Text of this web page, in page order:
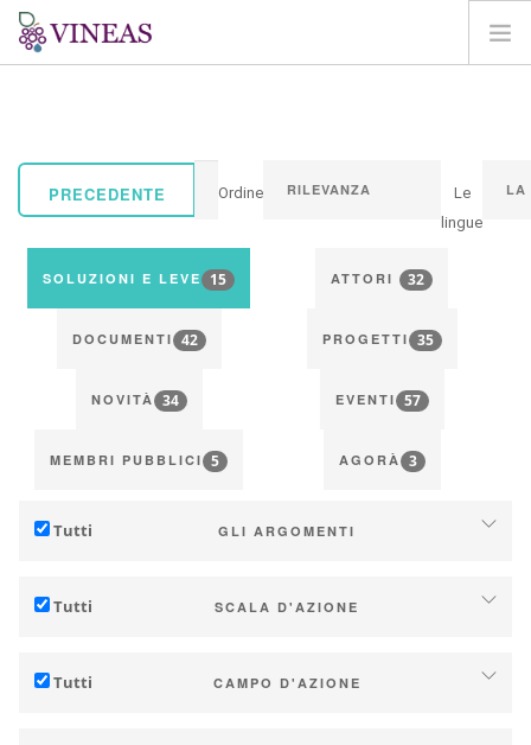
SOLUZIONI E LEVE
PRECEDENTE Ordine
Le
lingue
SOLUZIONI E LEVE 15 ATTORI 32
DOCUMENTI 42 PROGETTI 35
NOVITÀ 34 EVENTI 57
MEMBRI PUBBLICI 5 AGORÀ 3
Tutti GLI ARGOMENTI
Mitigazione (delle emissioni di gas serra)
Tutti SCALA D'AZIONE
Industria, cooperative
Tutti CAMPO D'AZIONE